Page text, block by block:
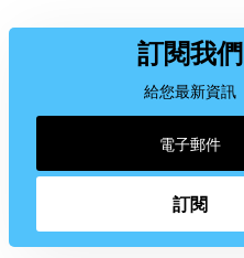
訂閱我們
給您最新資訊
訂閱